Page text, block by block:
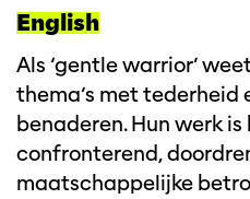
English
Als ‘gentle warrior’
thema’s met
benaderen. Hun werk is
confronterend,
maatschappelijke